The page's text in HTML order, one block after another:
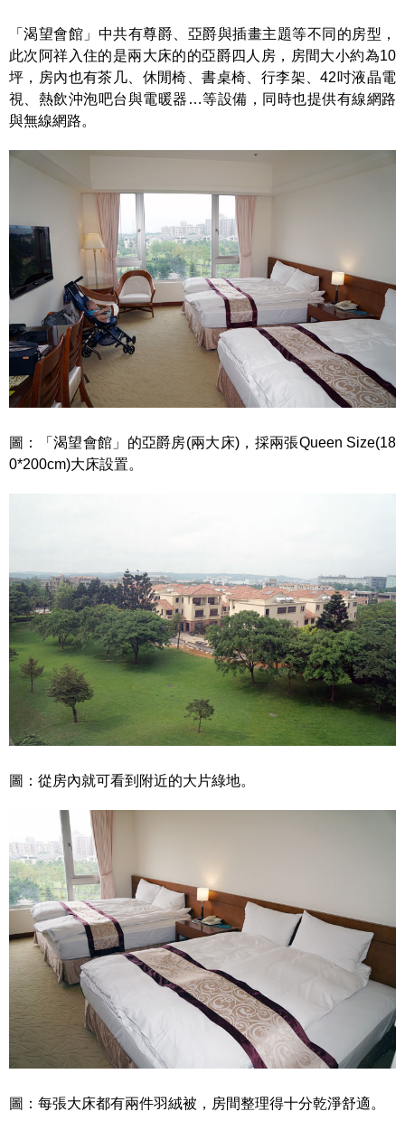
「渴望會館」中共有尊爵、亞爵與插畫主題等不同的房型，
此次阿祥入住的是兩大床的的亞爵四人房，房間大小約為10
坪，房內也有茶几、休閒椅、書桌椅、行李架、42吋液晶電
視、熱飲沖泡吧台與電暖器…等設備，同時也提供有線網路
與無線網路。
圖：「渴望會館」的亞爵房(兩大床)，採兩張Queen Size(18
0*200cm)大床設置。
圖：從房內就可看到附近的大片綠地。
圖：每張大床都有兩件羽絨被，房間整理得十分乾淨舒適。